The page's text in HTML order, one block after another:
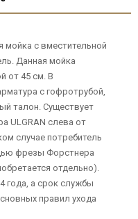
мойка с вместительной
Данная мойка
от 45 см. В
с гофротрубой,
талон. Существует
ULGRAN слева от
случае потребитель
фрезы Форстнера
отдельно).
года, а срок службы
правил ухода